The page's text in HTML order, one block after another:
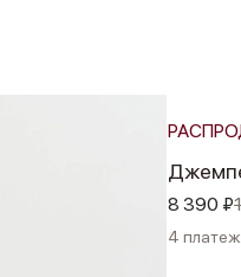
8 390 ₽
4